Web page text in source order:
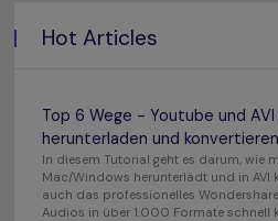
Hot Articles
Top 6 Wege - Youtube und
herunterladen und konvertieren
In diesem Tutorial geht es darum, wie
Mac/Windows herunterlädt und in AVI
auch das professionelles
Audios in über 1.000 Formate schnell